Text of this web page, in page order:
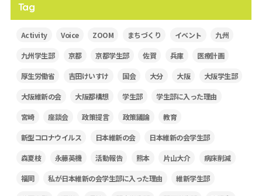
Tag
Activity Voice ZOOM まちづくり イベント 九州
九州学生部 京都 京都学生部 佐賀 兵庫 医療計画
厚生労働省 吉田けいすけ 国会 大分 大阪 大阪学生部
大阪維新の会 大阪都構想 学生部 学生部に入った理由
宮崎 座談会 政策提言 政策議論 教育
新型コロナウイルス 日本維新の会 日本維新の会学生部
森夏枝 永藤英機 活動報告 熊本 片山大介 病床削減
福岡 私が日本維新の会学生部に入った理由 維新学生部